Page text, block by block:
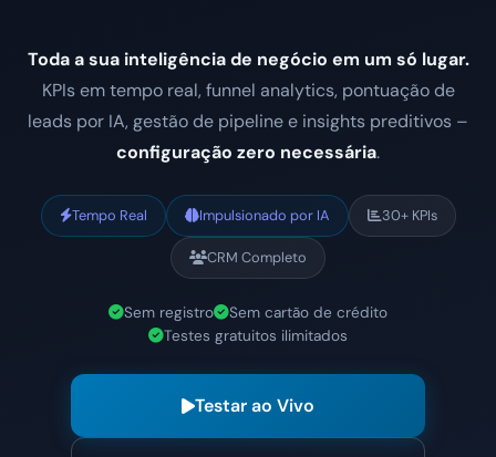
Toda a sua inteligência de negócio em um só lugar.
KPIs em tempo real, funnel analytics, pontuação de
leads por IA, gestão de pipeline e insights preditivos –
configuração zero necessária.
Tempo Real Impulsionado por IA 30+ KPIs
CRM Completo
Sem registro
Sem cartão de crédito
Testes gratuitos ilimitados
Testar ao Vivo